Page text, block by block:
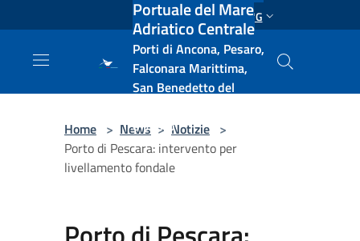
Salta al contenuto principale ENG
Portuale del Mare
Adriatico Centrale
Porti di Ancona, Pesaro,
Falconara Marittima,
San Benedetto del
e Vasto
Home > News > Notizie >
Porto di Pescara: intervento per
livellamento fondale